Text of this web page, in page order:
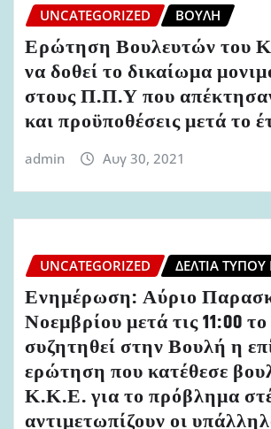
UNCATEGORIZED ΒΟΥΛΉ
Ερώτηση Βουλευτών του
να δοθεί το δικαίωμα
στους Π.Π.Υ που
και προϋποθέσεις μετά το
admin Αυγ 30, 2021
UNCATEGORIZED ΔΕΛΤΊΑ ΤΎΠΟΥ
Ενημέρωση: Αύριο
Νοεμβρίου μετά τις 11:00
συζητηθεί στην Βουλή η
ερώτηση που κατέθεσε
Κ.Κ.Ε. για το πρόβλημα
αντιμετωπίζουν οι